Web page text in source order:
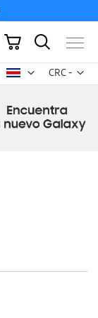
CRC -
colón
Mi carrito